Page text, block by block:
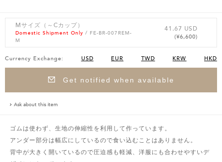
Mサイズ（～Cカップ）
Domestic Shipment Only / FE-BR-007REM-
M
41.67 USD
(¥6,600)
Currency Exchange: USD EUR TWD KRW HKD
Get notified when available
Ask about this item
ゴムは使わず、生地の伸縮性を利用して作っています。
アンダー部分は幅広にしているので食い込むことはありません。
背中が大きく開いているので圧迫感も軽減、洋服にも合わせやすいデ